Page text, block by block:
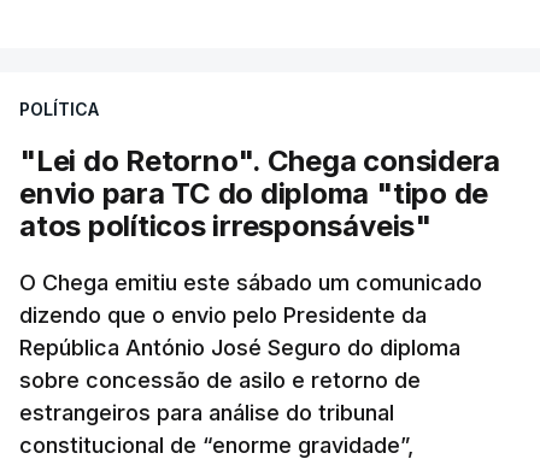
POLÍTICA
"Lei do Retorno". Chega considera
envio para TC do diploma "tipo de
atos políticos irresponsáveis"
O Chega emitiu este sábado um comunicado
dizendo que o envio pelo Presidente da
República António José Seguro do diploma
sobre concessão de asilo e retorno de
estrangeiros para análise do tribunal
constitucional de “enorme gravidade”,